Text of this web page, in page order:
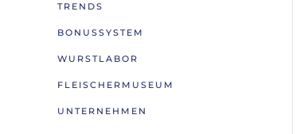
TRENDS
BONUSSYSTEM
WURSTLABOR
FLEISCHERMUSEUM
UNTERNEHMEN